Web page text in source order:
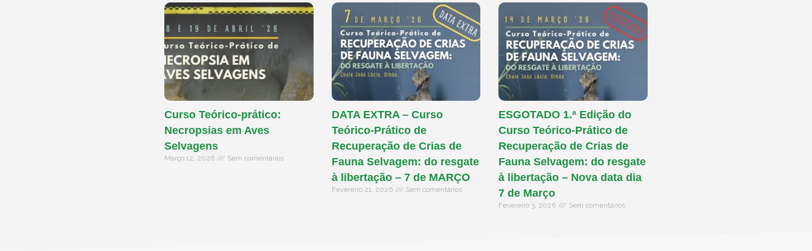
Curso Teórico-prático:
Necropsias em Aves
Selvagens
Março 12, 2026 Sem comentários
DATA EXTRA – Curso
Teórico-Prático de
Recuperação de Crias de
Fauna Selvagem: do resgate
à libertação – 7 de MARÇO
Fevereiro 21, 2026 Sem comentários
ESGOTADO 1.ª Edição do
Curso Teórico-Prático de
Recuperação de Crias de
Fauna Selvagem: do resgate
à libertação – Nova data dia
7 de Março
Fevereiro 3, 2026 Sem comentários